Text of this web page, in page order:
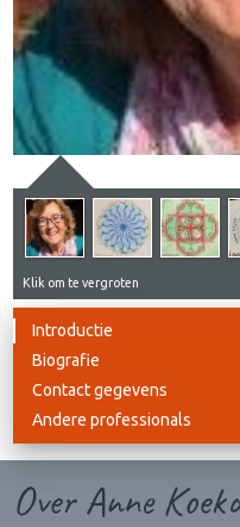
Klik om te vergroten
Introductie
Biografie
Contact gegevens
Andere professionals
Over Anne